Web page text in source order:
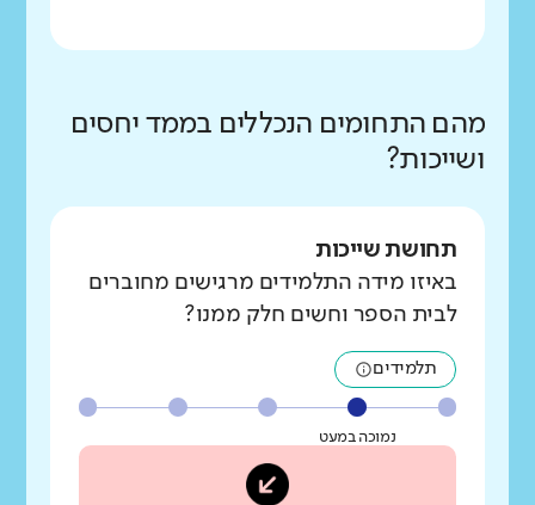
מהם התחומים הנכללים בממד יחסים
ושייכות?
תחושת שייכות
באיזו מידה התלמידים מרגישים מחוברים
לבית הספר וחשים חלק ממנו?
תלמידים
נמוכה במעט